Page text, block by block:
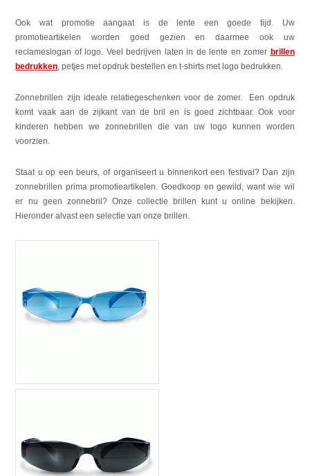
Ook wat promotie aangaat is de lente een goede tijd. Uw
promotieartikelen worden goed gezien en daarmee ook uw
reclameslogan of logo. Veel bedrijven laten in de lente en zomer brillen
bedrukken, petjes met opdruk bestellen en t-shirts met logo bedrukken.
Zonnebrillen zijn ideale relatiegeschenken voor de zomer. Een opdruk
komt vaak aan de zijkant van de bril en is goed zichtbaar. Ook voor
kinderen hebben we zonnebrillen die van uw logo kunnen worden
voorzien.
Staat u op een beurs, of organiseert u binnenkort een festival? Dan zijn
zonnebrillen prima promotieartikelen. Goedkoop en gewild, want wie wil
er nu geen zonnebril? Onze collectie brillen kunt u online bekijken.
Hieronder alvast een selectie van onze brillen.